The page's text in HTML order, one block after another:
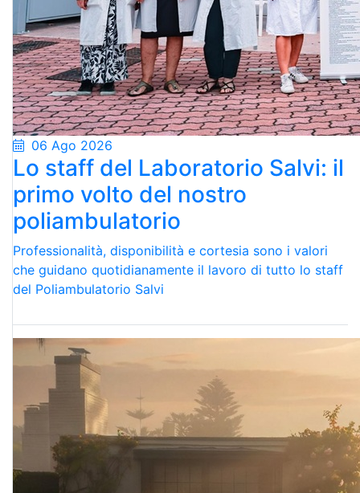
06 Ago 2026
Lo staff del Laboratorio Salvi: il
primo volto del nostro
poliambulatorio
Professionalità, disponibilità e cortesia sono i valori
che guidano quotidianamente il lavoro di tutto lo staff
del Poliambulatorio Salvi